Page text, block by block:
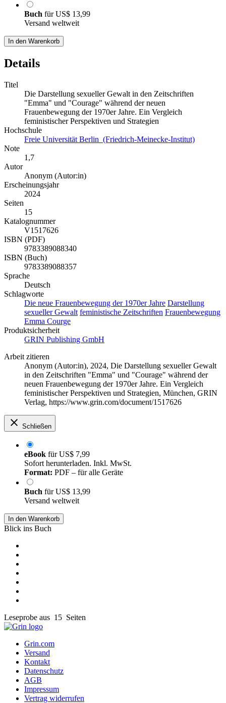
Buch fürUS$ 13,99
Versand weltweit
In den Warenkorb
Details
Titel
Die Darstellung sexueller Gewalt in den Zeitschriften
"Emma" und "Courage" während der neuen
Frauenbewegung der 1970er Jahre. Ein Vergleich
feministischer Perspektiven und Strategien
Hochschule
Freie Universität Berlin (Friedrich-Meinecke-Institut)
Note
1,7
Autor
Anonym (Autor:in)
Erscheinungsjahr
2024
Seiten
15
Katalognummer
V1517626
ISBN (PDF)
9783389088340
ISBN (Buch)
9783389088357
Sprache
Deutsch
Schlagworte
Die neue Frauenbewegung der 1970er Jahre Darstellung
sexueller Gewalt feministische Zeitschriften Frauenbewegung
Emma Courge
Produktsicherheit
GRIN Publishing GmbH
Arbeit zitieren
Anonym (Autor:in), 2024, Die Darstellung sexueller Gewalt
in den Zeitschriften "Emma" und "Courage" während der
neuen Frauenbewegung der 1970er Jahre. Ein Vergleich
feministischer Perspektiven und Strategien, München, GRIN
Verlag, https://www.grin.com/document/1517626
Schließen
eBook fürUS$ 7,99
Sofort herunterladen. Inkl. MwSt.
Format: PDF – für alle Geräte
Buch fürUS$ 13,99
Versand weltweit
In den Warenkorb
Blick ins Buch
Leseprobe aus 15 Seiten
Grin.com
Versand
Kontakt
Datenschutz
AGB
Impressum
Vertrag widerrufen